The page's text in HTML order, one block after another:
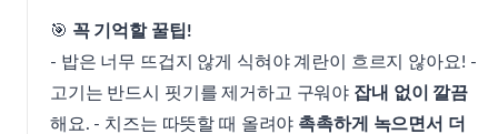
🎯 꼭 기억할 꿀팁!
- 밥은 너무 뜨겁지 않게 식혀야 계란이 흐르지 않아요! -
고기는 반드시 핏기를 제거하고 구워야 잡내 없이 깔끔
해요. - 치즈는 따뜻할 때 올려야 촉촉하게 녹으면서 더